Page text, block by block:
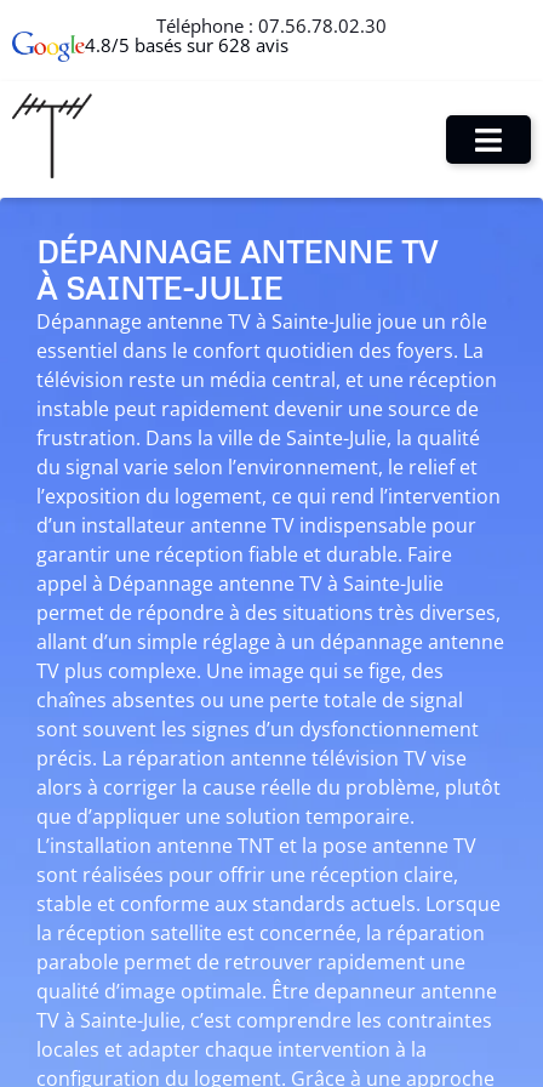
Téléphone : 07.56.78.02.30
4.8/5 basés sur 628 avis
DÉPANNAGE ANTENNE TV
À SAINTE-JULIE
Dépannage antenne TV à Sainte-Julie joue un rôle
essentiel dans le confort quotidien des foyers. La
télévision reste un média central, et une réception
instable peut rapidement devenir une source de
frustration. Dans la ville de Sainte-Julie, la qualité
du signal varie selon l’environnement, le relief et
l’exposition du logement, ce qui rend l’intervention
d’un installateur antenne TV indispensable pour
garantir une réception fiable et durable. Faire
appel à Dépannage antenne TV à Sainte-Julie
permet de répondre à des situations très diverses,
allant d’un simple réglage à un dépannage antenne
TV plus complexe. Une image qui se fige, des
chaînes absentes ou une perte totale de signal
sont souvent les signes d’un dysfonctionnement
précis. La réparation antenne télévision TV vise
alors à corriger la cause réelle du problème, plutôt
que d’appliquer une solution temporaire.
L’installation antenne TNT et la pose antenne TV
sont réalisées pour offrir une réception claire,
stable et conforme aux standards actuels. Lorsque
la réception satellite est concernée, la réparation
parabole permet de retrouver rapidement une
qualité d’image optimale. Être depanneur antenne
TV à Sainte-Julie, c’est comprendre les contraintes
locales et adapter chaque intervention à la
configuration du logement. Grâce à une approche